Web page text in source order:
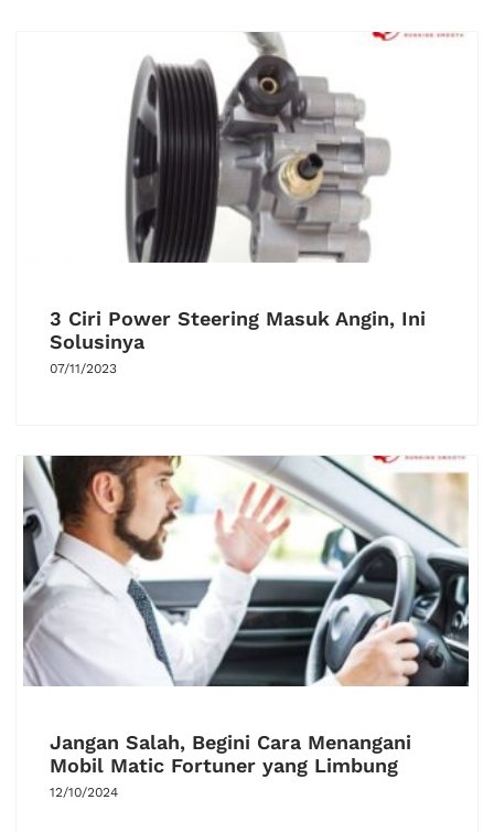
3 Ciri Power Steering Masuk Angin, Ini
Solusinya
07/11/2023
Jangan Salah, Begini Cara Menangani
Mobil Matic Fortuner yang Limbung
12/10/2024